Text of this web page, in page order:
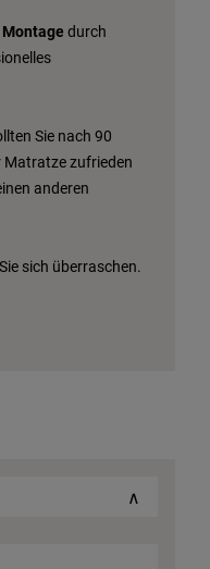
durch
Sie nach 90
Matratze zufrieden
anderen
sich überraschen.
∧